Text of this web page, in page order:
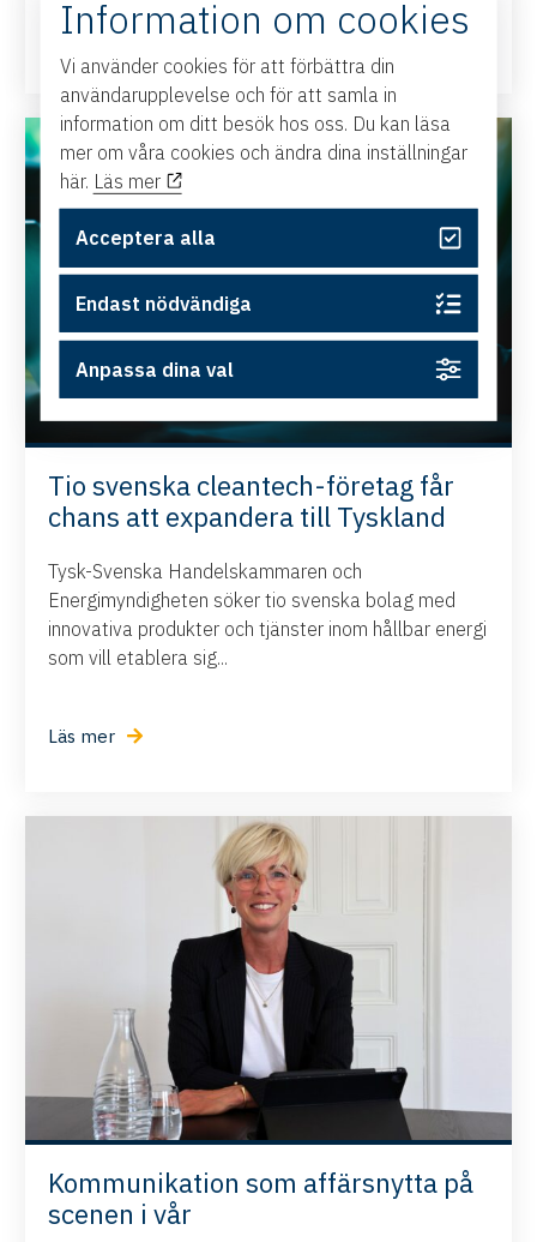
Läs mer
Tio svenska cleantech-företag får
chans att expandera till Tyskland
Tysk-Svenska Handelskammaren och
Energimyndigheten söker tio svenska bolag med
innovativa produkter och tjänster inom hållbar energi
som vill etablera sig...
Läs mer
Kommunikation som affärsnytta på
scenen i vår
Information om cookies
Vi använder cookies för att förbättra din
användarupplevelse och för att samla in
information om ditt besök hos oss. Du kan läsa
mer om våra cookies och ändra dina inställningar
här. Läs mer
Acceptera alla
Endast nödvändiga
Anpassa dina val